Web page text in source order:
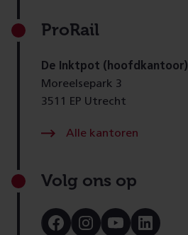
ProRail
De Inktpot (hoofdkantoor)
Moreelsepark 3
3511 EP Utrecht
Alle kantoren
Volg ons op
BezoekBezoekBezoekBezoek